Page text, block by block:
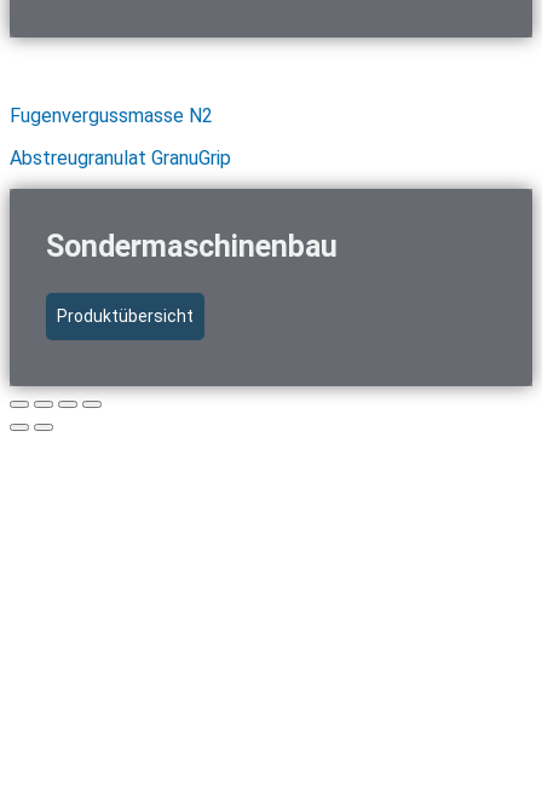
Fugenvergussmasse N2
Abstreugranulat GranuGrip
Sondermaschinenbau
Produktübersicht